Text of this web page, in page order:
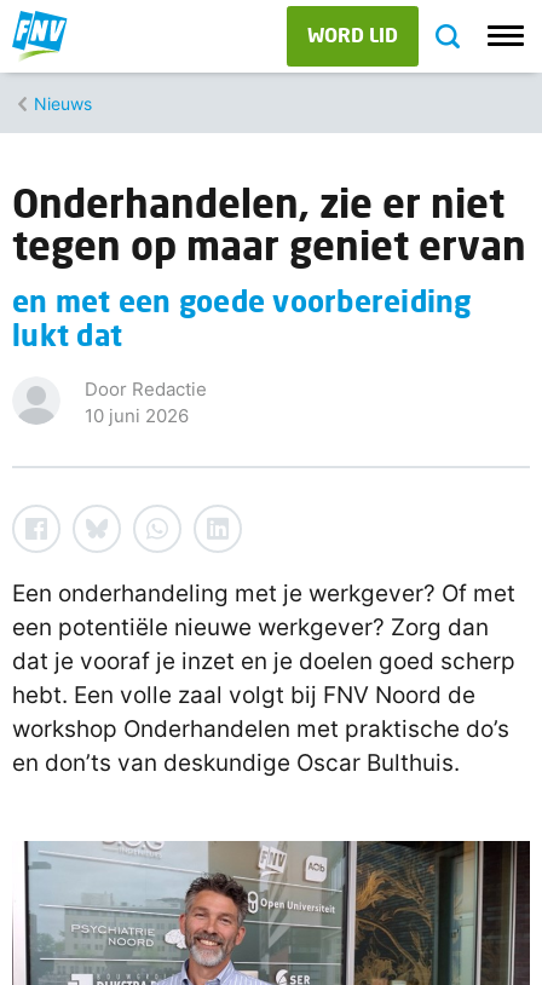
WORD LID
Nieuws
Onderhandelen, zie er niet
tegen op maar geniet ervan
en met een goede voorbereiding
lukt dat
Door Redactie
10 juni 2026
Een onderhandeling met je werkgever? Of met
een potentiële nieuwe werkgever? Zorg dan
dat je vooraf je inzet en je doelen goed scherp
hebt. Een volle zaal volgt bij FNV Noord de
workshop Onderhandelen met praktische do’s
en don’ts van deskundige Oscar Bulthuis.